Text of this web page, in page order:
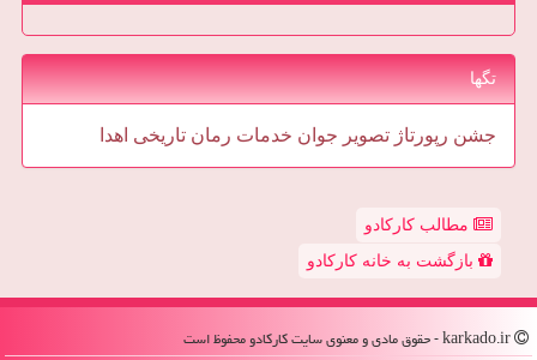
تگها
جشن رپورتاژ تصویر جوان خدمات رمان تاریخی اهدا
مطالب کارکادو
بازگشت به خانه کارکادو